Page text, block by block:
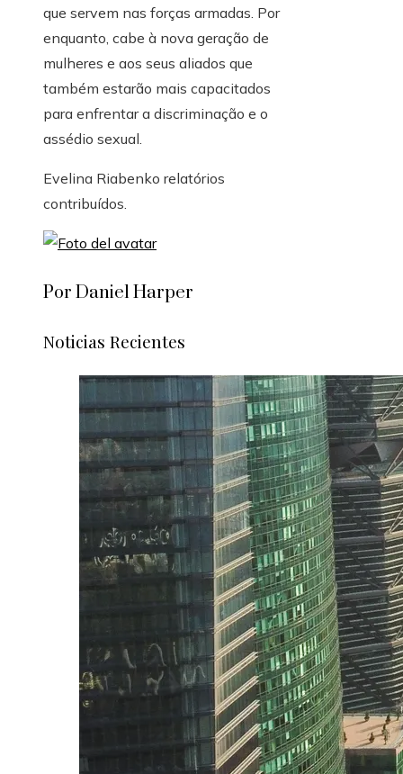
que servem nas forças armadas. Por
enquanto, cabe à nova geração de
mulheres e aos seus aliados que
também estarão mais capacitados
para enfrentar a discriminação e o
assédio sexual.
Evelina Riabenko relatórios
contribuídos.
Por Daniel Harper
Noticias Recientes